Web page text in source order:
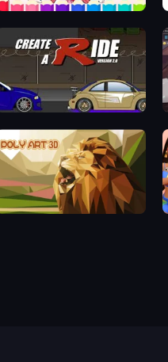
Love Colors
Create-A-Ride
Poly Art